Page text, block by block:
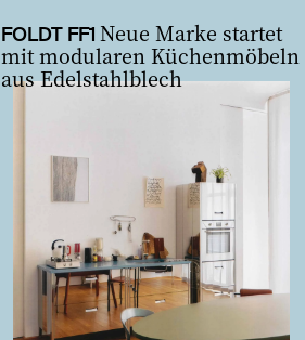
FOLDT FF1 Neue Marke startet
mit modularen Küchenmöbeln
aus Edelstahlblech